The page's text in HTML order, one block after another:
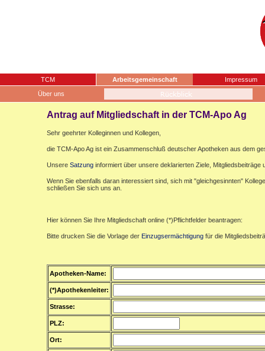
TCM Arbeitsgemeinschaft
Impressum
Über uns
Antrag auf Mitgliedschaft in der TCM-Apo Ag
Sehr geehrter Kolleginnen und Kollegen,
die TCM-Apo Ag ist ein Zusammenschluß deutscher Apotheken aus dem
Unsere Satzung informiert über unsere deklarierten Ziele, Mitgliedsbeiträge
Wenn Sie ebenfalls daran interessiert sind, sich mit "gleichgesinnten"
schließen Sie sich uns an.
Hier können Sie Ihre Mitgliedschaft online (*)Pflichtfelder beantragen:
Bitte drucken Sie die Vorlage der Einzugsermächtigung für die
Apotheken-Name:
(*)Apothekenleiter:
Strasse:
PLZ:
Ort: